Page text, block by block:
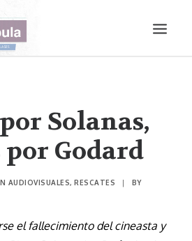
Solanas,
por Godard
AUDIOVISUALES, RESCATES |
BY
el fallecimiento del cineasta y